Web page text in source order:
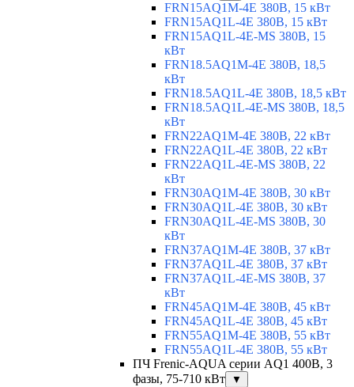
FRN15AQ1M-4E 380В, 15 кВт
FRN15AQ1L-4E 380В, 15 кВт
FRN15AQ1L-4E-MS 380В, 15
кВт
FRN18.5AQ1M-4E 380В, 18,5
кВт
FRN18.5AQ1L-4E 380В, 18,5 кВт
FRN18.5AQ1L-4E-MS 380В, 18,5
кВт
FRN22AQ1M-4E 380В, 22 кВт
FRN22AQ1L-4E 380В, 22 кВт
FRN22AQ1L-4E-MS 380В, 22
кВт
FRN30AQ1M-4E 380В, 30 кВт
FRN30AQ1L-4E 380В, 30 кВт
FRN30AQ1L-4E-MS 380В, 30
кВт
FRN37AQ1M-4E 380В, 37 кВт
FRN37AQ1L-4E 380В, 37 кВт
FRN37AQ1L-4E-MS 380В, 37
кВт
FRN45AQ1M-4E 380В, 45 кВт
FRN45AQ1L-4E 380В, 45 кВт
FRN55AQ1M-4E 380В, 55 кВт
FRN55AQ1L-4E 380В, 55 кВт
ПЧ Frenic-AQUA серии AQ1 400В, 3
фазы, 75-710 кВт
▼